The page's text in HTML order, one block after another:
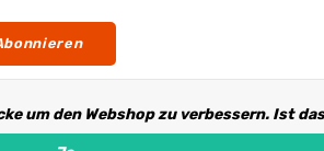
um den Webshop zu verbessern. Ist